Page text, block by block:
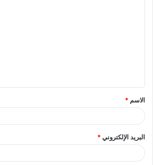
ق
*
الاسم *
البريد الإلكتروني*